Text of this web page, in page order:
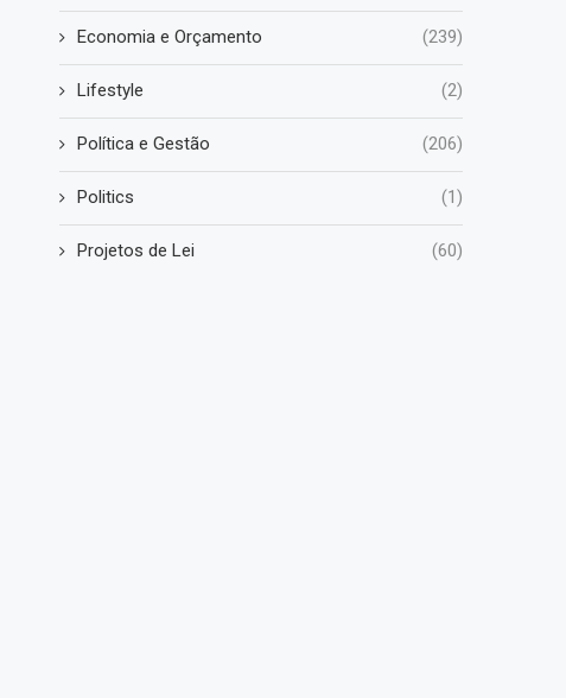
Economia e Orçamento (239)
Lifestyle (2)
Política e Gestão (206)
Politics (1)
Projetos de Lei (60)